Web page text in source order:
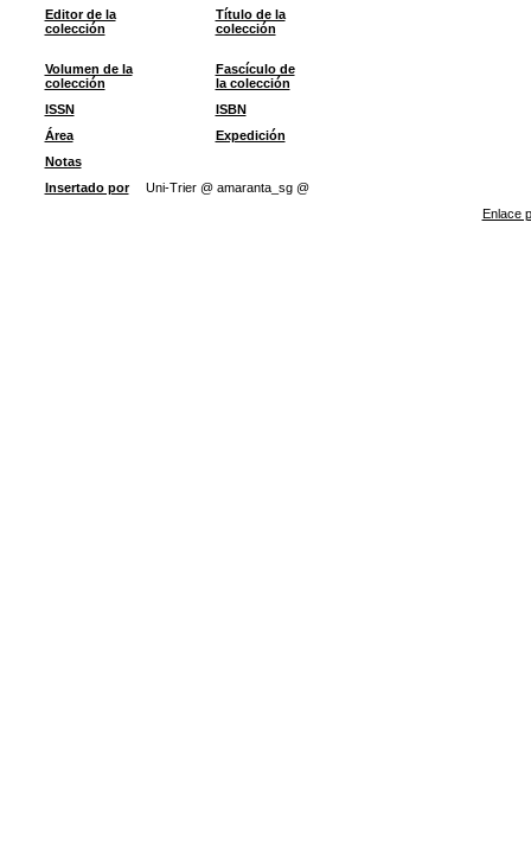
Editor de la
colección
Título de la
colección
Volumen de la
colección
Fascículo de
la colección
ISSN
ISBN
Área
Expedición
Notas
Insertado por
Uni-Trier @ amaranta_sg @
Enlace